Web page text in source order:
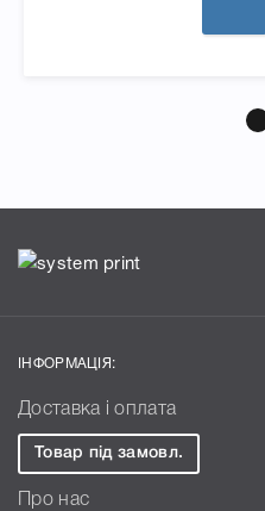
ІНФОРМАЦІЯ:
Доставка і оплата
Товар під замовл.
Про нас